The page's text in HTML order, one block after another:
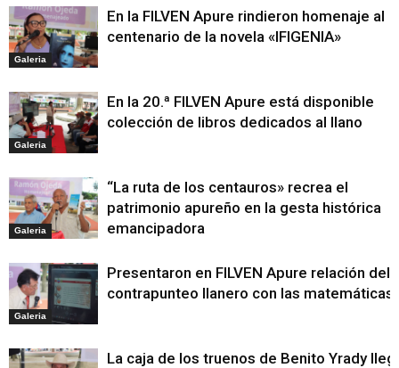
Galeria
En la FILVEN Apure rindieron homenaje al
centenario de la novela «IFIGENIA»
Galeria
En la 20.ª FILVEN Apure está disponible
colección de libros dedicados al llano
Galeria
“La ruta de los centauros» recrea el
patrimonio apureño en la gesta histórica
emancipadora
Galeria
Presentaron en FILVEN Apure relación del
contrapunteo llanero con las matemáticas
La caja de los truenos de Benito Yrady